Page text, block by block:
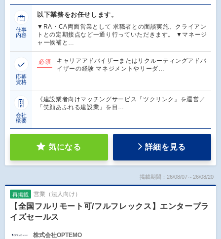
仕事
内容
以下業務をお任せします。
▼RA・CA両面営業として 求職者との面談実施、クライアン
トとの定期接点など一通り行っていただきます。 ▼マネージ
ャー候補と…
応募
資格
必須
キャリアアドバイザーまたはリクルーティングアドバ
イザーの経験 マネジメントやリーダ…
会社
概要
《建設業者向けマッチングサービス『ツクリンク』を運営／
「笑顔あふれる建設業」を目…
気になる 詳細を見る
掲載期間：26/08/07～26/08/20
再掲載 営業（法人向け）
【全国フルリモート可/フルフレックス】エンタープラ
イズセールス
株式会社OPTEMO